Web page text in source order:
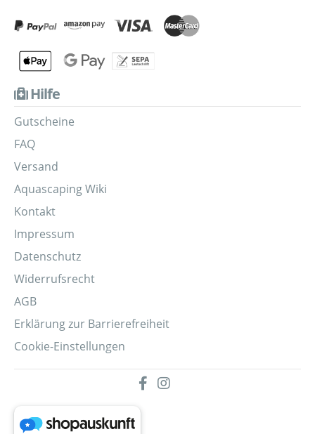
Hilfe
Gutscheine
FAQ
Versand
Aquascaping Wiki
Kontakt
Impressum
Datenschutz
Widerrufsrecht
AGB
Erklärung zur Barrierefreiheit
Cookie-Einstellungen